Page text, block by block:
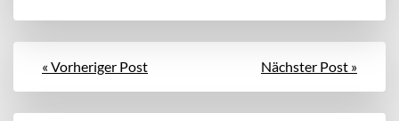
« Vorheriger Post Nächster Post »